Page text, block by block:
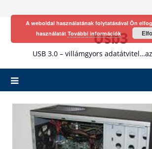
Usb3
USB 3.0 – villámgyors
A weboldal használatának folytatásával Ön
használatát További információk